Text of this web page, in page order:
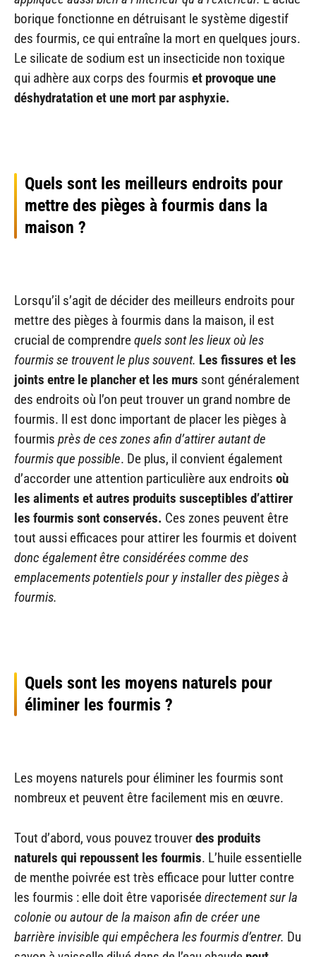
borique fonctionne en détruisant le système digestif
des fourmis, ce qui entraîne la mort en quelques jours.
Le silicate de sodium est un insecticide non toxique
qui adhère aux corps des fourmis et provoque une
déshydratation et une mort par asphyxie.
Quels sont les meilleurs endroits pour
mettre des pièges à fourmis dans la
maison ?
Lorsqu’il s’agit de décider des meilleurs endroits pour
mettre des pièges à fourmis dans la maison, il est
crucial de comprendrequels sont les lieux où les
fourmis se trouvent le plus souvent. Les fissures et les
joints entre le plancher et les murs sont généralement
des endroits où l’on peut trouver un grand nombre de
fourmis. Il est donc important de placer les pièges à
fourmis près de ces zones afin d’attirer autant de
fourmis que possible. De plus, il convient également
d’accorder une attention particulière aux endroits où
les aliments et autres produits susceptibles d’attirer
les fourmis sont conservés. Ces zones peuvent être
tout aussi efficaces pour attirer les fourmis et doivent
donc également être considérées comme des
emplacements potentiels pour y installer des pièges à
fourmis.
Quels sont les moyens naturels pour
éliminer les fourmis ?
Les moyens naturels pour éliminer les fourmis sont
nombreux et peuvent être facilement mis en œuvre.
Tout d’abord, vous pouvez trouverdes produits
naturels qui repoussent les fourmis. L’huile essentielle
de menthe poivrée est très efficace pour lutter contre
les fourmis : elle doit être vaporiséedirectement sur la
colonie ou autour de la maison afin de créer une
barrière invisible qui empêchera les fourmis d’entrer. Du